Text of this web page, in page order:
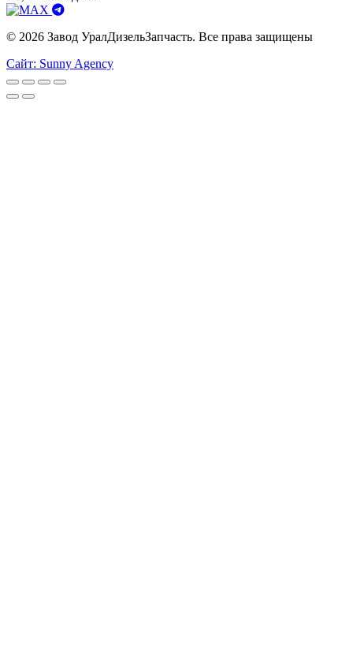
© 2026 Завод УралДизельЗапчасть. Все права защищены
Сайт: Sunny Agency